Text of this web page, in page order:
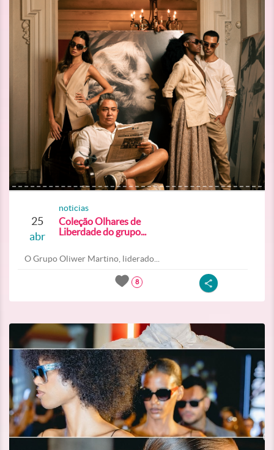
25
abr
noticias
Coleção Olhares de
Liberdade do grupo...
O Grupo Oliwer Martino, liderado...
8